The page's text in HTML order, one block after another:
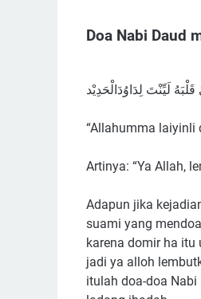
Doa Nabi Daud
قَلْبَهُ لَيِّنْتَ لِدَاوُدَالْحَدِيْد
“Allahumma laiyinli
Artinya: “Ya Allah,
Adapun jika
suami yang
karena domir ha
jadi ya alloh
itulah doa-doa